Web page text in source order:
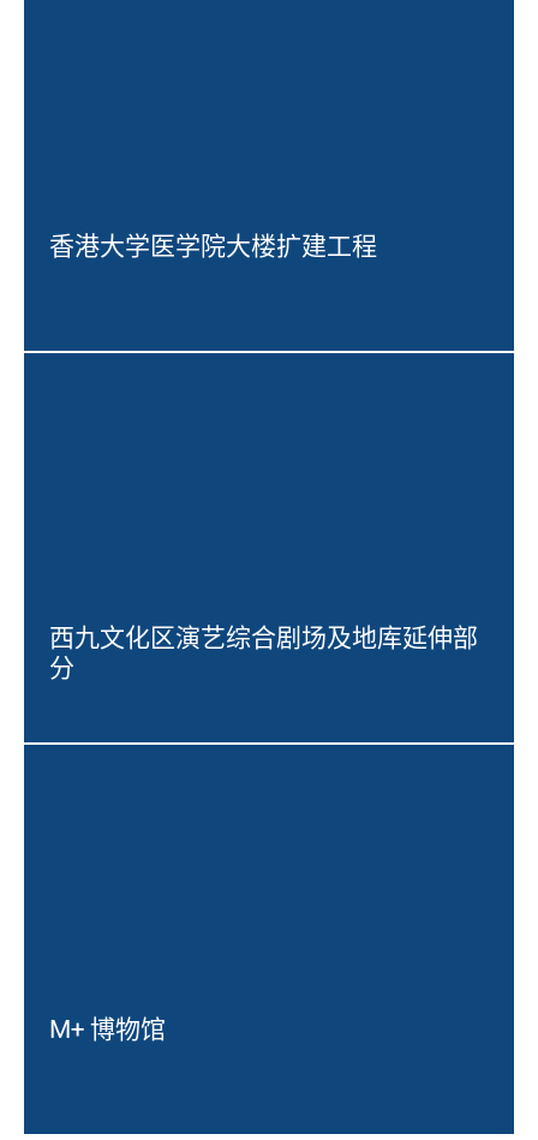
香港大学医学院大楼扩建工程
西九文化区演艺综合剧场及地库延伸部
分
M+ 博物馆